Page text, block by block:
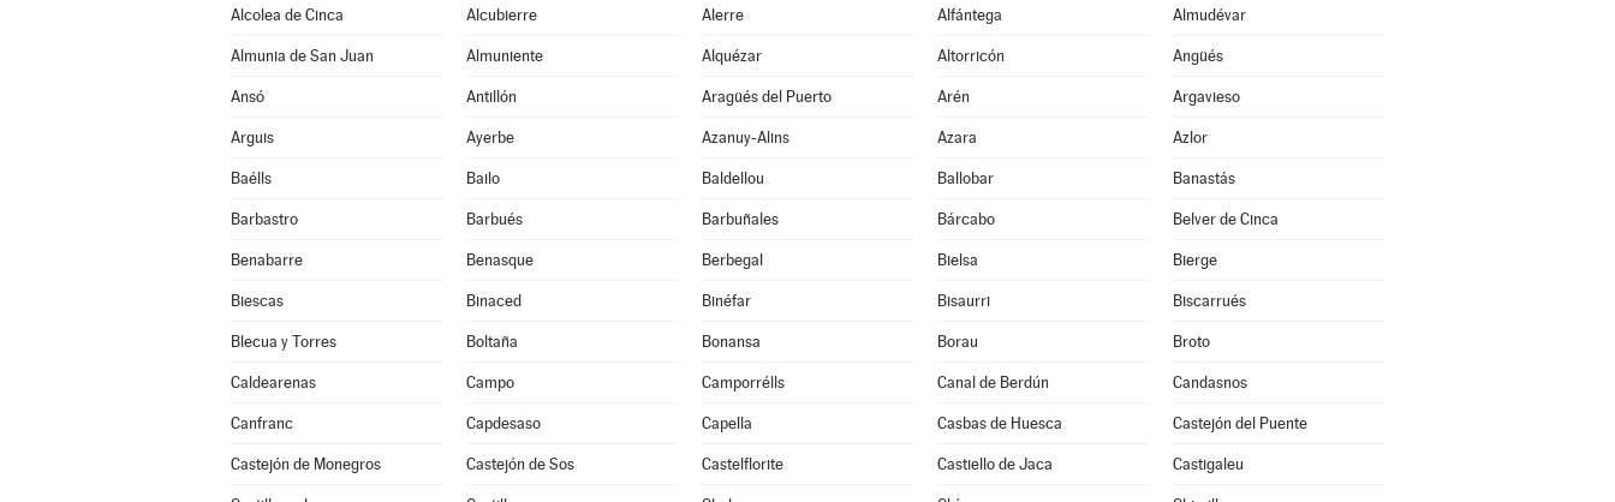
Alcolea de Cinca Alcubierre Alerre Alfántega Almudévar
Almunia de San Juan Almuniente Alquézar Altorricón Angüés
Ansó Antillón Aragüés del Puerto Arén Argavieso
Arguis Ayerbe Azanuy-Alins Azara Azlor
Baélls Bailo Baldellou Ballobar Banastás
Barbastro Barbués Barbuñales Bárcabo Belver de Cinca
Benabarre Benasque Berbegal Bielsa Bierge
Biescas Binaced Binéfar Bisaurri Biscarrués
Blecua y Torres Boltaña Bonansa Borau Broto
Caldearenas Campo Camporrélls Canal de Berdún Candasnos
Canfranc Capdesaso Capella Casbas de Huesca Castejón del Puente
Castejón de Monegros Castejón de Sos Castelflorite Castiello de Jaca Castigaleu